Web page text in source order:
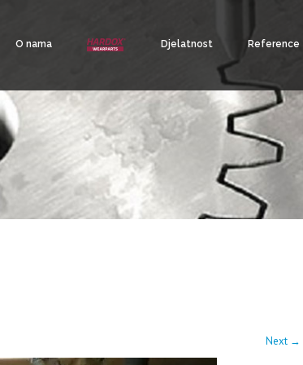
O nama Djelatnost Reference
Next →